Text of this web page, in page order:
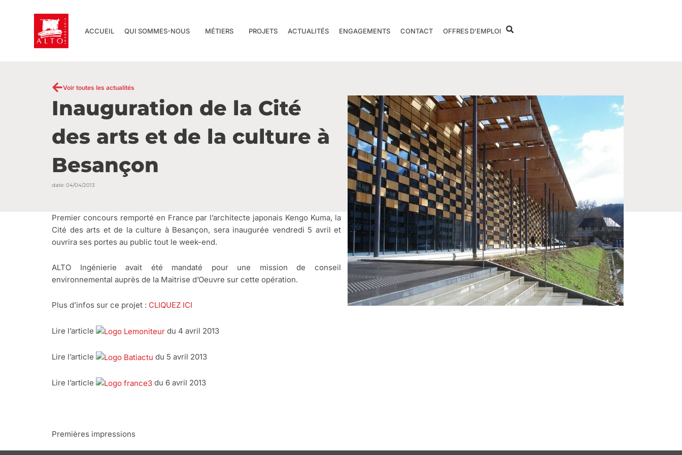
ACCUEIL QUI SOMMES-NOUS MÉTIERS PROJETS ACTUALITÉS ENGAGEMENTS CONTACT OFFRES D’EMPLOI
Voir toutes les actualités
Inauguration de la Cité
des arts et de la culture à
Besançon
date: 04/04/2013
Premier concours remporté en France par l’architecte japonais Kengo Kuma, la
Cité des arts et de la culture à Besançon, sera inaugurée vendredi 5 avril et
ouvrira ses portes au public tout le week-end.
ALTO Ingénierie avait été mandaté pour une mission de conseil
environnemental auprès de la Maitrise d’Oeuvre sur cette opération.
Plus d’infos sur ce projet : CLIQUEZ ICI
Lire l’article du 4 avril 2013
Lire l’article du 5 avril 2013
Lire l’article du 6 avril 2013
Premières impressions